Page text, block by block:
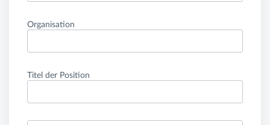
Organisation
Titel der Position